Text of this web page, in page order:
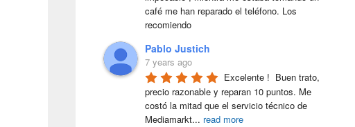
café me han reparado el teléfono. Los
recomiendo
Pablo Justich
7 years ago
Excelente !  Buen trato,
precio razonable y reparan 10 puntos. Me
costó la mitad que el servicio técnico de
Mediamarkt... read more